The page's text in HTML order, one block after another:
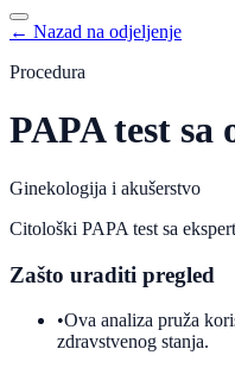
← Nazad na odjeljenje
Procedura
PAPA test sa
Ginekologija i akušerstvo
Citološki PAPA test sa
Zašto uraditi pregled
•Ova analiza pruža
zdravstvenog stanja.